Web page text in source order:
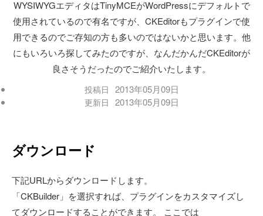
WYSIWYGエディタはTinyMCEがWordPressにデフォルトで
使用されているので有名ですが、CKEditorもプラグインで使
用できるのでご存知の方も多いのではないかと思います。他
にもいろいろ探してみたのですが、なんだかんだCKEditorが
良さそうだったのでご紹介いたします。
投稿日 2013年05月09日
更新日 2013年05月09日
ダウンロード
下記URLからダウンロードします。
「CKBuilder」を選択すれば、プラグインをカスタマイズし
てダウンロードすることができます。 ここでは